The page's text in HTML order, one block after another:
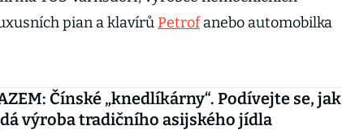
pian a klavírů Petrofanebo automobilka
Čínské „knedlíkárny“. Podívejte se, jak
výroba tradičního asijského jídla